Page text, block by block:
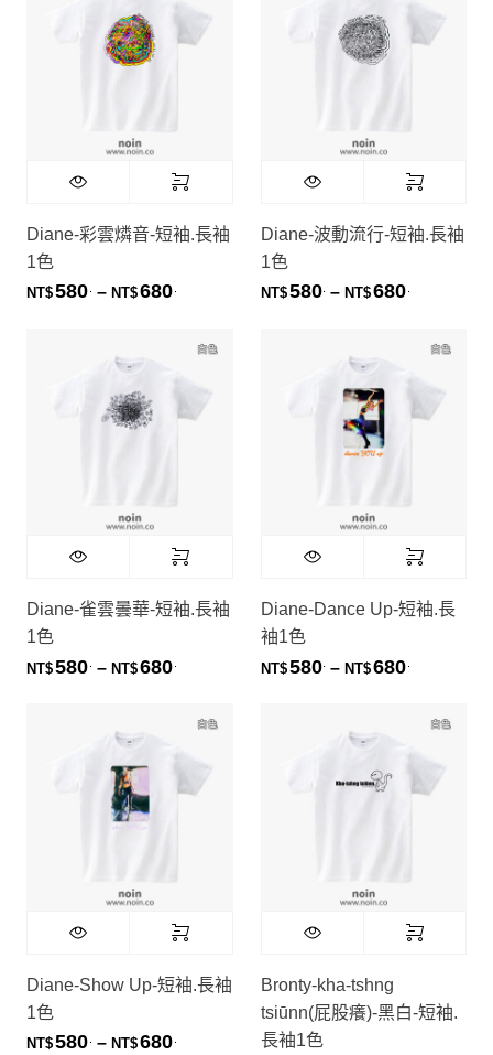
Diane-彩雲燐音-短袖.長袖
1色
NT$580 – NT$680價格範圍：NT$580. 到 NT$680.
Diane-波動流行-短袖.長袖
1色
NT$580 – NT$680
Diane-雀雲曇華-短袖.長袖
1色
NT$580 – NT$680價格範圍：NT$580. 到 NT$680.
Diane-Dance Up-短袖.長
袖1色
NT$580 – NT$680
Diane-Show Up-短袖.長袖
1色
NT$580 – NT$680價格範圍：NT$580. 到 NT$680.
Bronty-kha-tshng
tsiūnn(屁股癢)-黑白-短袖.
長袖1色